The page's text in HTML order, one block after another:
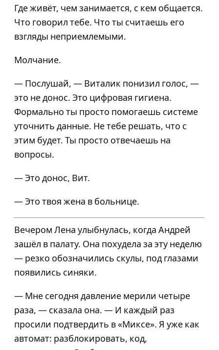
Где живёт, чем занимается, с кем общается.
Что говорил тебе. Что ты считаешь его
взгляды неприемлемыми.
Молчание.
— Послушай, — Виталик понизил голос, —
это не донос. Это цифровая гигиена.
Формально ты просто помогаешь системе
уточнить данные. Не тебе решать, что с
этим будет. Ты просто отвечаешь на
вопросы.
— Это донос, Вит.
— Это твоя жена в больнице.
Вечером Лена улыбнулась, когда Андрей
зашёл в палату. Она похудела за эту неделю
— резко обозначились скулы, под глазами
появились синяки.
— Мне сегодня давление мерили четыре
раза, — сказала она. — И каждый раз
просили подтвердить в «Миксе». Я уже как
автомат: разблокировать, код,